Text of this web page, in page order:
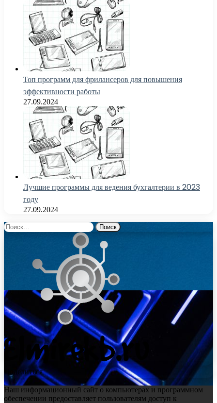
Топ программ для фрилансеров для повышения
эффективности работы
27.09.2024
Лучшие программы для ведения бухгалтерии в 2023
году
27.09.2024
Найти:
Поделиться
Наш информационный сайт о компьютерах и программном
обеспечении предоставляет пользователям доступ к